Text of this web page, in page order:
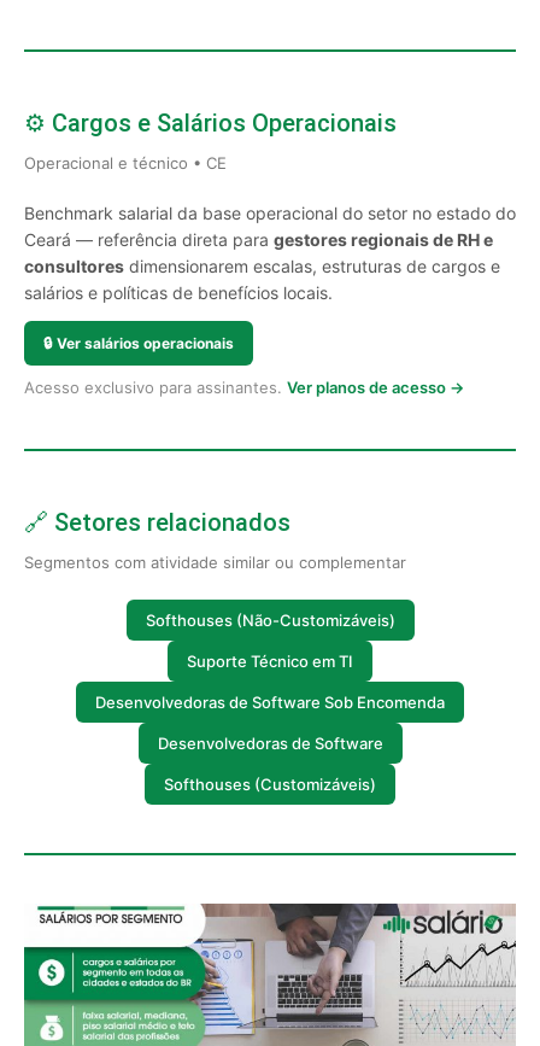
⚙️ Cargos e Salários Operacionais
Operacional e técnico • CE
Benchmark salarial da base operacional do setor no estado do
Ceará — referência direta para gestores regionais de RH e
consultores dimensionarem escalas, estruturas de cargos e
salários e políticas de benefícios locais.
🔒 Ver salários operacionais
Acesso exclusivo para assinantes. Ver planos de acesso →
🔗 Setores relacionados
Segmentos com atividade similar ou complementar
Softhouses (Não-Customizáveis)
Suporte Técnico em TI
Desenvolvedoras de Software Sob Encomenda
Desenvolvedoras de Software
Softhouses (Customizáveis)